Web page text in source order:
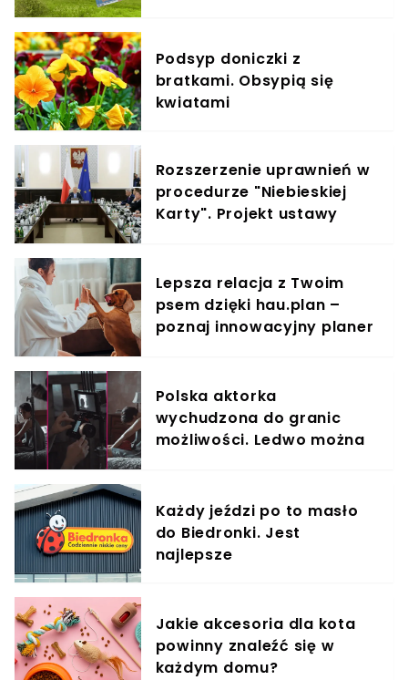
Podsyp doniczki z
bratkami. Obsypią się
kwiatami
Rozszerzenie uprawnień w
procedurze "Niebieskiej
Karty". Projekt ustawy
Lepsza relacja z Twoim
psem dzięki hau.plan –
poznaj innowacyjny planer
Polska aktorka
wychudzona do granic
możliwości. Ledwo można
Każdy jeździ po to masło
do Biedronki. Jest
najlepsze
Jakie akcesoria dla kota
powinny znaleźć się w
każdym domu?